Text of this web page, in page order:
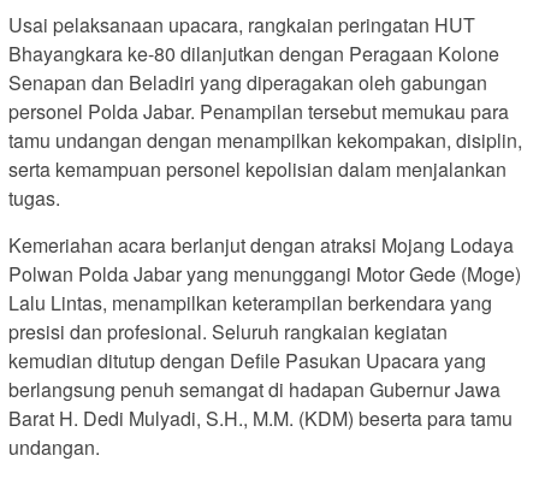
Usai pelaksanaan upacara, rangkaian peringatan HUT
Bhayangkara ke-80 dilanjutkan dengan Peragaan Kolone
Senapan dan Beladiri yang diperagakan oleh gabungan
personel Polda Jabar. Penampilan tersebut memukau para
tamu undangan dengan menampilkan kekompakan, disiplin,
serta kemampuan personel kepolisian dalam menjalankan
tugas.
Kemeriahan acara berlanjut dengan atraksi Mojang Lodaya
Polwan Polda Jabar yang menunggangi Motor Gede (Moge)
Lalu Lintas, menampilkan keterampilan berkendara yang
presisi dan profesional. Seluruh rangkaian kegiatan
kemudian ditutup dengan Defile Pasukan Upacara yang
berlangsung penuh semangat di hadapan Gubernur Jawa
Barat H. Dedi Mulyadi, S.H., M.M. (KDM) beserta para tamu
undangan.